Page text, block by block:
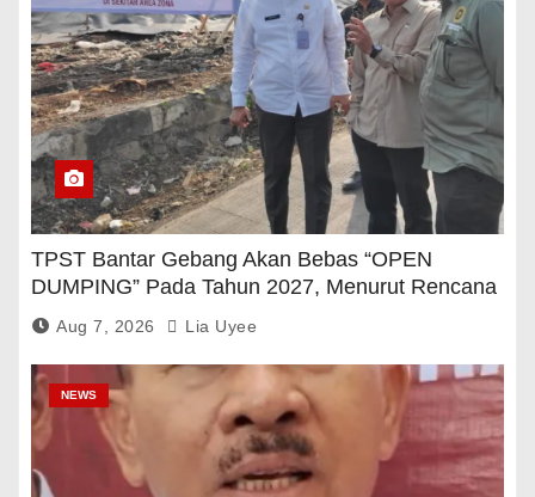
TPST Bantar Gebang Akan Bebas “OPEN
DUMPING” Pada Tahun 2027, Menurut Rencana
Pemerintah
Aug 7, 2026 Lia Uyee
NEWS